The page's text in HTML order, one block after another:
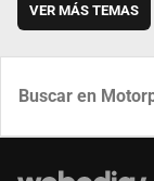
VER MÁS TEMAS